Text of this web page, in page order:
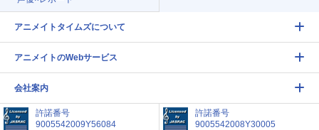
アニメイトタイムズについて
アニメイトのWebサービス
会社案内
許諾番号
9005542009Y56084
許諾番号
9005542008Y30005